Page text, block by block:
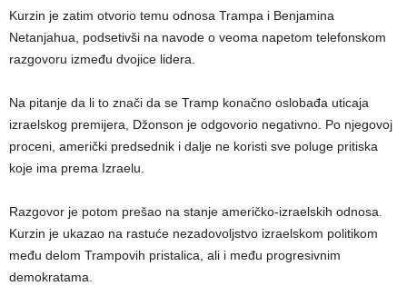
Kurzin je zatim otvorio temu odnosa Trampa i Benjamina
Netanjahua, podsetivši na navode o veoma napetom telefonskom
razgovoru između dvojice lidera.
Na pitanje da li to znači da se Tramp konačno oslobađa uticaja
izraelskog premijera, Džonson je odgovorio negativno. Po njegovoj
proceni, američki predsednik i dalje ne koristi sve poluge pritiska
koje ima prema Izraelu.
Razgovor je potom prešao na stanje američko-izraelskih odnosa.
Kurzin je ukazao na rastuće nezadovoljstvo izraelskom politikom
među delom Trampovih pristalica, ali i među progresivnim
demokratama.